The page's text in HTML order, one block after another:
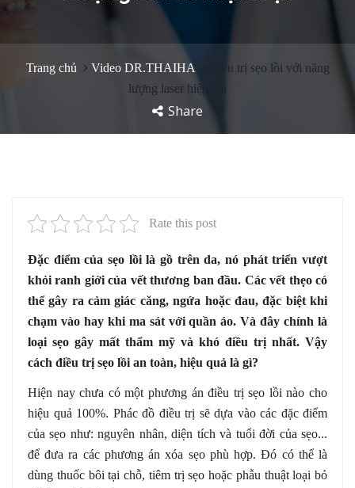
Trang chủ Video DR.THAIHA
Điều trị sẹo lồi với năng
lượng laser hiện đại
Share
Rate this post
Đặc điểm của sẹo lồilà gồ trên da, nó phát triển vượt
khỏi ranh giới của vết thương ban đầu. Các vết thẹo có
thể gây ra cảm giác căng, ngứa hoặc đau, đặc biệt khi
chạm vào hay khi ma sát với quần áo. Và đây chính là
loại sẹo gây mất thẩm mỹ và khó điều trị nhất. Vậy
cách điều trị sẹo lồi an toàn, hiệu quả là gì?
Hiện nay chưa có một phương án điều trị sẹo lồi nào cho
hiệu quả 100%. Phác đồ điều trị sẽ dựa vào các đặc điểm
của sẹo như: nguyên nhân, diện tích và tuổi đời của sẹo...
để đưa ra các phương ánxóa sẹophù hợp. Đó có thể là
dùng thuốc bôi tại chỗ, tiêm trị sẹo hoặc phẫu thuật loại bỏ